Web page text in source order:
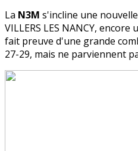
La N3M s'incline une
VILLERS LES NANCY,
fait preuve d'une grande
27-29, mais ne parviennent